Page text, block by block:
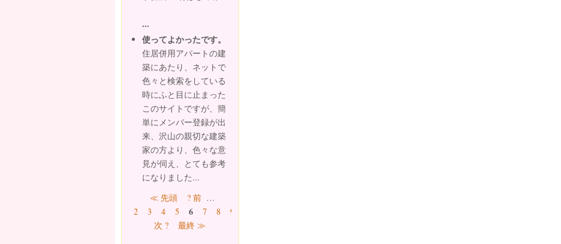
...
使ってよかったです。
住居併用アパートの建
築にあたり、ネットで
色々と検索をしている
時にふと目に止まった
このサイトですが、簡
単にメンバー登録が出
来、沢山の親切な建築
家の方より、色々な意
見が伺え、とても参考
になりました...
ページ≪ 先頭 ? 前 …
2
3 4 5 6 7 8 9
次 ?
最終 ≫